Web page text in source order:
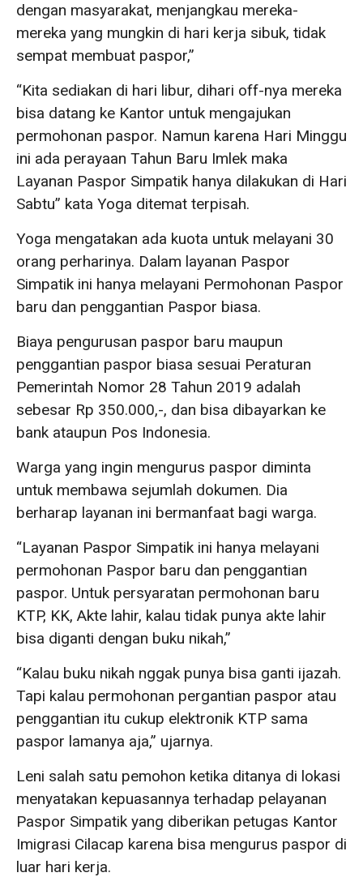
dengan masyarakat, menjangkau mereka-
mereka yang mungkin di hari kerja sibuk, tidak
sempat membuat paspor,”
“Kita sediakan di hari libur, dihari off-nya mereka
bisa datang ke Kantor untuk mengajukan
permohonan paspor. Namun karena Hari Minggu
ini ada perayaan Tahun Baru Imlek maka
Layanan Paspor Simpatik hanya dilakukan di Hari
Sabtu” kata Yoga ditemat terpisah.
Yoga mengatakan ada kuota untuk melayani 30
orang perharinya. Dalam layanan Paspor
Simpatik ini hanya melayani Permohonan Paspor
baru dan penggantian Paspor biasa.
Biaya pengurusan paspor baru maupun
penggantian paspor biasa sesuai Peraturan
Pemerintah Nomor 28 Tahun 2019 adalah
sebesar Rp 350.000,-, dan bisa dibayarkan ke
bank ataupun Pos Indonesia.
Warga yang ingin mengurus paspor diminta
untuk membawa sejumlah dokumen. Dia
berharap layanan ini bermanfaat bagi warga.
“Layanan Paspor Simpatik ini hanya melayani
permohonan Paspor baru dan penggantian
paspor. Untuk persyaratan permohonan baru
KTP, KK, Akte lahir, kalau tidak punya akte lahir
bisa diganti dengan buku nikah,”
“Kalau buku nikah nggak punya bisa ganti ijazah.
Tapi kalau permohonan pergantian paspor atau
penggantian itu cukup elektronik KTP sama
paspor lamanya aja,” ujarnya.
Leni salah satu pemohon ketika ditanya di lokasi
menyatakan kepuasannya terhadap pelayanan
Paspor Simpatik yang diberikan petugas Kantor
Imigrasi Cilacap karena bisa mengurus paspor di
luar hari kerja.